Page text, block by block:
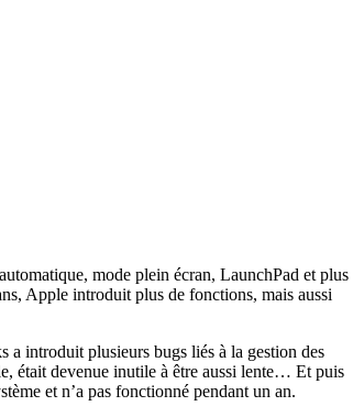
mode plein écran, LaunchPad et plus
Apple introduit plus de fonctions, mais aussi
a introduit plusieurs bugs liés à la gestion des
était devenue inutile à être aussi lente… Et puis
et n’a pas fonctionné pendant un an.